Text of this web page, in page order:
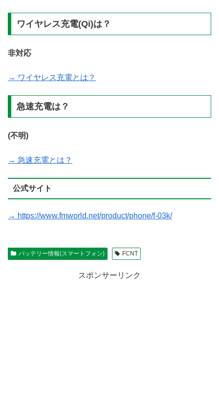
ワイヤレス充電(Qi)は？
非対応
→ ワイヤレス充電とは？
急速充電は？
(不明)
→ 急速充電とは？
公式サイト
→ https://www.fmworld.net/product/phone/f-03k/
バッテリー情報(スマートフォン) FCNT
スポンサーリンク